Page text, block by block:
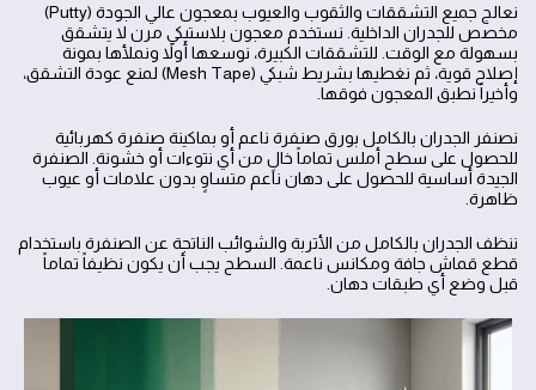
نعالج جميع التشققات والثقوب والعيوب بمعجون عالي الجودة (Putty)
مخصص للجدران الداخلية. نستخدم معجون بلاستيكي مرن لا يتشقق
بسهولة مع الوقت. للتشققات الكبيرة، نوسعها أولاً ونملأها بمونة
إصلاح قوية، ثم نغطيها بشريط شبكي (Mesh Tape) لمنع عودة التشقق،
وأخيراً نطبق المعجون فوقها.
نصنفر الجدران بالكامل بورق صنفرة ناعم أو بماكينة صنفرة كهربائية
للحصول على سطح أملس تماماً خالٍ من أي نتوءات أو خشونة. الصنفرة
الجيدة أساسية للحصول على دهان ناعم متساوٍ بدون علامات أو عيوب
ظاهرة.
ننظف الجدران بالكامل من الأتربة والشوائب الناتجة عن الصنفرة باستخدام
قطع قماش جافة ومكانس ناعمة. السطح يجب أن يكون نظيفاً تماماً
قبل وضع أي طبقات دهان.